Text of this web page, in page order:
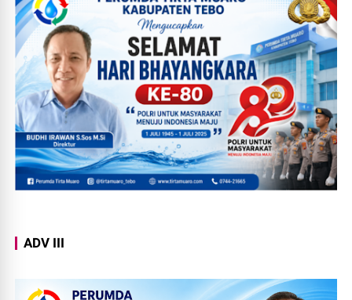
ADV III